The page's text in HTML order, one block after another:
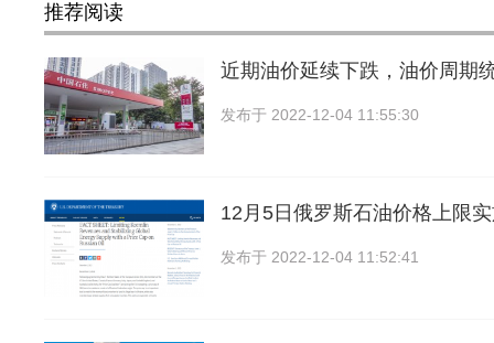
推荐阅读
近期油价延续下跌，油价周期
发布于 2022-12-04 11:55:30
12月5日俄罗斯石油价格上限
发布于 2022-12-04 11:52:41